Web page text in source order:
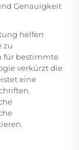
Genauigkeit
helfen
zu
für bestimmte
verkürzt die
eine